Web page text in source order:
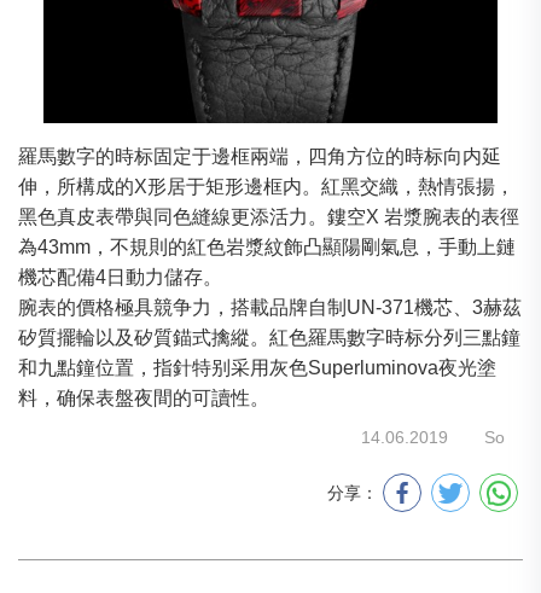
羅馬數字的時标固定于邊框兩端，四角方位的時标向内延
伸，所構成的X形居于矩形邊框内。紅黑交織，熱情張揚，
黑色真皮表帶與同色縫線更添活力。鏤空X 岩漿腕表的表徑
為43mm，不規則的紅色岩漿紋飾凸顯陽剛氣息，手動上鏈
機芯配備4日動力儲存。
腕表的價格極具競争力，搭載品牌自制UN-371機芯、3赫茲
矽質擺輪以及矽質錨式擒縱。紅色羅馬數字時标分列三點鐘
和九點鐘位置，指針特别采用灰色Superluminova夜光塗
料，确保表盤夜間的可讀性。
14.06.2019 So
分享：